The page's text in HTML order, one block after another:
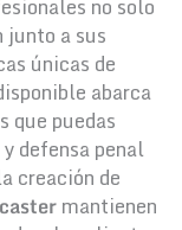
junto a sus
únicas de
abarca
que puedas
defensa penal
creación de
mantienen